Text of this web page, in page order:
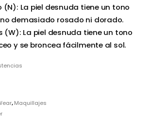
(N): La piel desnuda tiene un tono
demasiado rosado ni dorado.
(W): La piel desnuda tiene un tono
y se broncea fácilmente al sol.
,Maquillajes